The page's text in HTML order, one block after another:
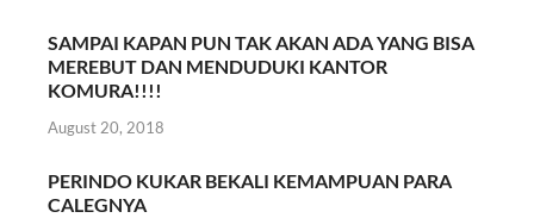
SAMPAI KAPAN PUN TAK AKAN ADA YANG BISA
MEREBUT DAN MENDUDUKI KANTOR
KOMURA!!!!
August 20, 2018
PERINDO KUKAR BEKALI KEMAMPUAN PARA
CALEGNYA